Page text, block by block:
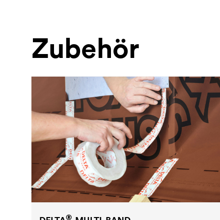
Zubehör
®